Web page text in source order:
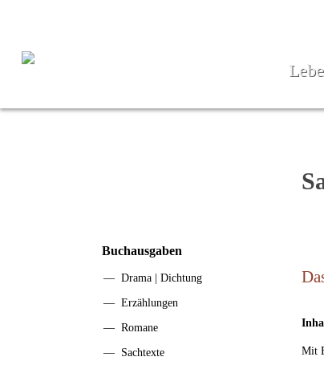
Buchausgaben
— Drama | Dichtung
— Erzählungen
— Romane
— Sachtexte
Mit